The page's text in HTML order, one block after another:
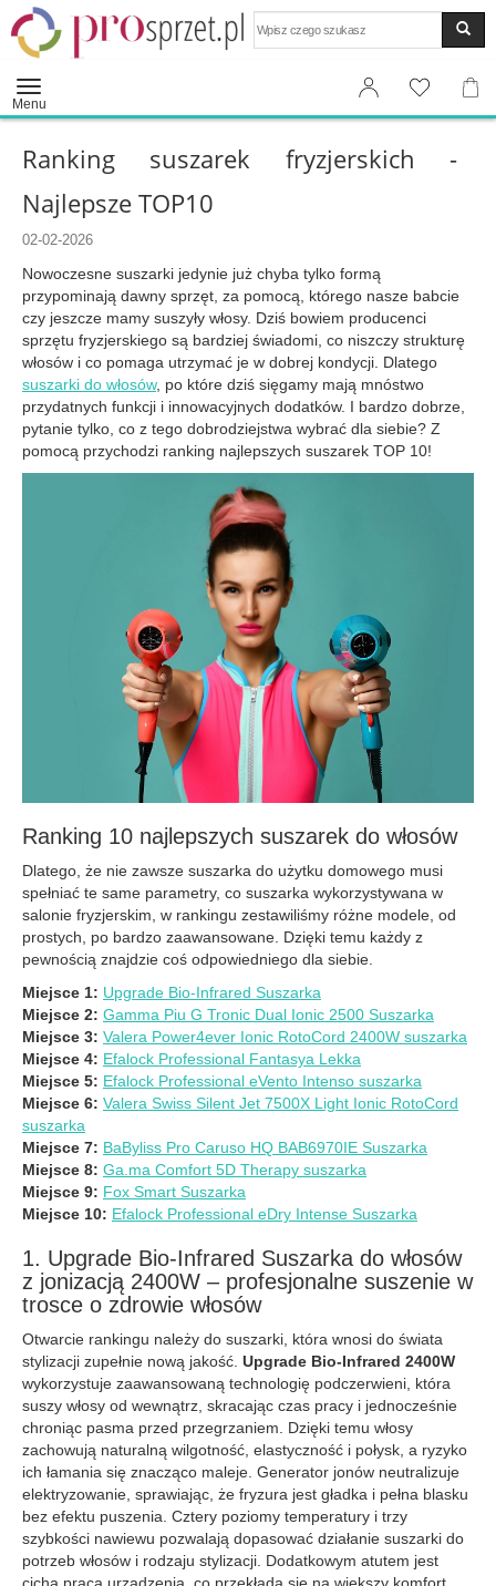
Menu
Ranking suszarek fryzjerskich -
Najlepsze TOP10
02-02-2026
Nowoczesne suszarki jedynie już chyba tylko formą
przypominają dawny sprzęt, za pomocą, którego nasze babcie
czy jeszcze mamy suszyły włosy. Dziś bowiem producenci
sprzętu fryzjerskiego są bardziej świadomi, co niszczy strukturę
włosów i co pomaga utrzymać je w dobrej kondycji. Dlatego
suszarki do włosów, po które dziś sięgamy mają mnóstwo
przydatnych funkcji i innowacyjnych dodatków. I bardzo dobrze,
pytanie tylko, co z tego dobrodziejstwa wybrać dla siebie? Z
pomocą przychodzi ranking najlepszych suszarek TOP 10!
Ranking 10 najlepszych suszarek do włosów
Dlatego, że nie zawsze suszarka do użytku domowego musi
spełniać te same parametry, co suszarka wykorzystywana w
salonie fryzjerskim, w rankingu zestawiliśmy różne modele, od
prostych, po bardzo zaawansowane. Dzięki temu każdy z
pewnością znajdzie coś odpowiedniego dla siebie.
Miejsce 1: Upgrade Bio-Infrared Suszarka
Miejsce 2: Gamma Piu G Tronic Dual Ionic 2500 Suszarka
Miejsce 3: Valera Power4ever Ionic RotoCord 2400W suszarka
Miejsce 4: Efalock Professional Fantasya Lekka
Miejsce 5: Efalock Professional eVento Intenso suszarka
Miejsce 6: Valera Swiss Silent Jet 7500X Light Ionic RotoCord
suszarka
Miejsce 7: BaByliss Pro Caruso HQ BAB6970IE Suszarka
Miejsce 8: Ga.ma Comfort 5D Therapy suszarka
Miejsce 9: Fox Smart Suszarka
Miejsce 10: Efalock Professional eDry Intense Suszarka
1. Upgrade Bio-Infrared Suszarka do włosów
z jonizacją 2400W – profesjonalne suszenie w
trosce o zdrowie włosów
Otwarcie rankingu należy do suszarki, która wnosi do świata
stylizacji zupełnie nową jakość. Upgrade Bio-Infrared 2400W
wykorzystuje zaawansowaną technologię podczerwieni, która
suszy włosy od wewnątrz, skracając czas pracy i jednocześnie
chroniąc pasma przed przegrzaniem. Dzięki temu włosy
zachowują naturalną wilgotność, elastyczność i połysk, a ryzyko
ich łamania się znacząco maleje. Generator jonów neutralizuje
elektryzowanie, sprawiając, że fryzura jest gładka i pełna blasku
bez efektu puszenia. Cztery poziomy temperatury i trzy
szybkości nawiewu pozwalają dopasować działanie suszarki do
potrzeb włosów i rodzaju stylizacji. Dodatkowym atutem jest
cicha praca urządzenia, co przekłada się na większy komfort